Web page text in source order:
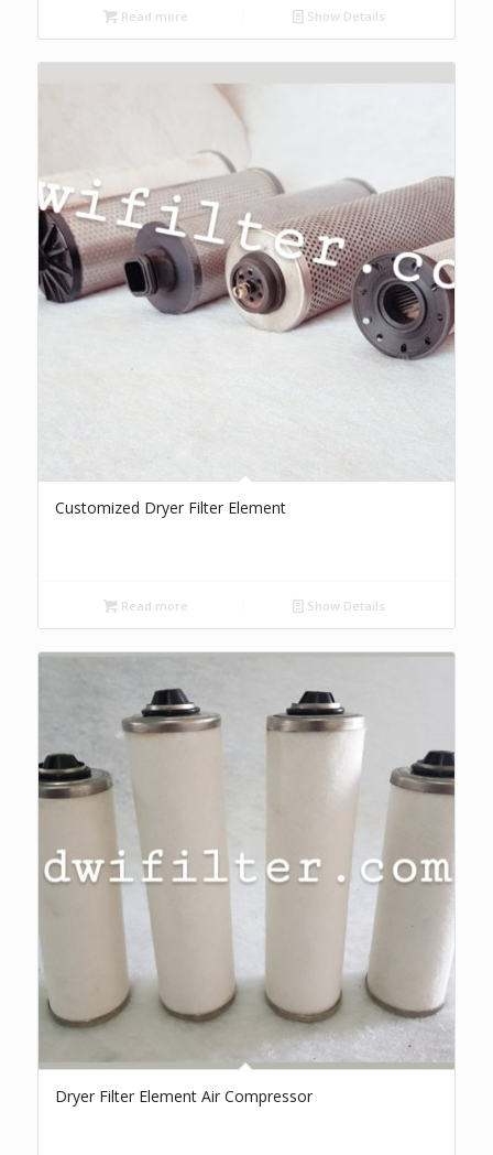
Read more Show Details
Customized Dryer Filter Element
Read more Show Details
Dryer Filter Element Air Compressor